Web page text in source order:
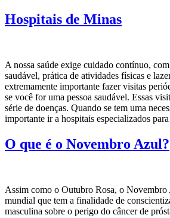
Hospitais de Minas
A nossa saúde exige cuidado contínuo,
saudável, prática de atividades físicas e
extremamente importante fazer visitas
se você for uma pessoa saudável. Essas
série de doenças. Quando se tem uma
importante ir a hospitais especializados
O que é o Novembro Azul?
Assim como o Outubro Rosa, o Novembro
mundial que tem a finalidade de
masculina sobre o perigo do câncer de